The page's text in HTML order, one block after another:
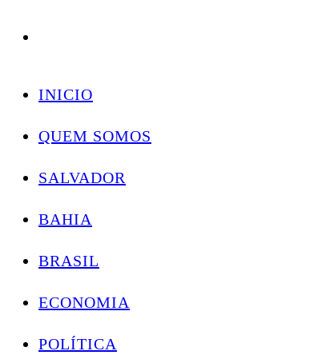
Skip
INICIO
QUEM SOMOS
SALVADOR
BAHIA
BRASIL
ECONOMIA
POLÍTICA